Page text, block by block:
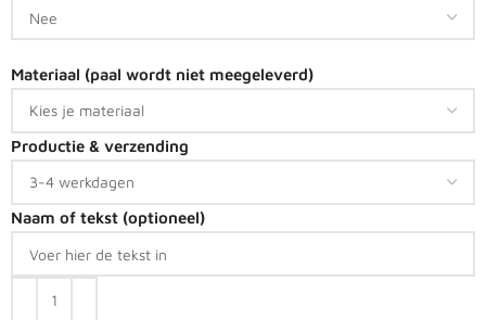
Materiaal (paal wordt niet meegeleverd)
Productie & verzending
Naam of tekst (optioneel)